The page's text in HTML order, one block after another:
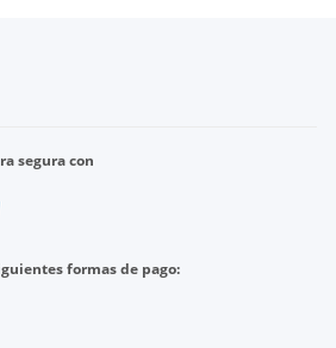
segura con
formas de pago: